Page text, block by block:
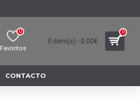
Favoritos
0
0 item(s) - 0.00€
0
CONTACTO